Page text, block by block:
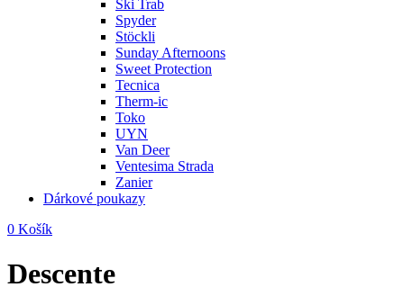
Ski Trab
Spyder
Stöckli
Sunday Afternoons
Sweet Protection
Tecnica
Therm-ic
Toko
UYN
Van Deer
Ventesima Strada
Zanier
Dárkové poukazy
0 Košík
Descente